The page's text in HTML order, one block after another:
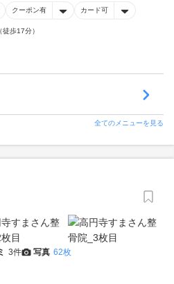
クーポン有 カード可
歩17分）
全てのメニューを見る
3件 写真 62枚